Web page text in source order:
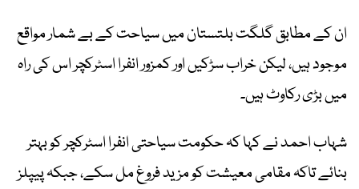
ان کے مطابق گلگت بلتستان میں سیاحت کے بے شمار مواقع
موجود ہیں، لیکن خراب سڑکیں اور کمزور انفرا اسٹرکچر اس کی راہ
میں بڑی رکاوٹ ہیں۔
شہاب احمد نے کہا کہ حکومت سیاحتی انفرا اسٹرکچر کو بہتر
بنائے تاکہ مقامی معیشت کو مزید فروغ مل سکے، جبکہ پیپلز